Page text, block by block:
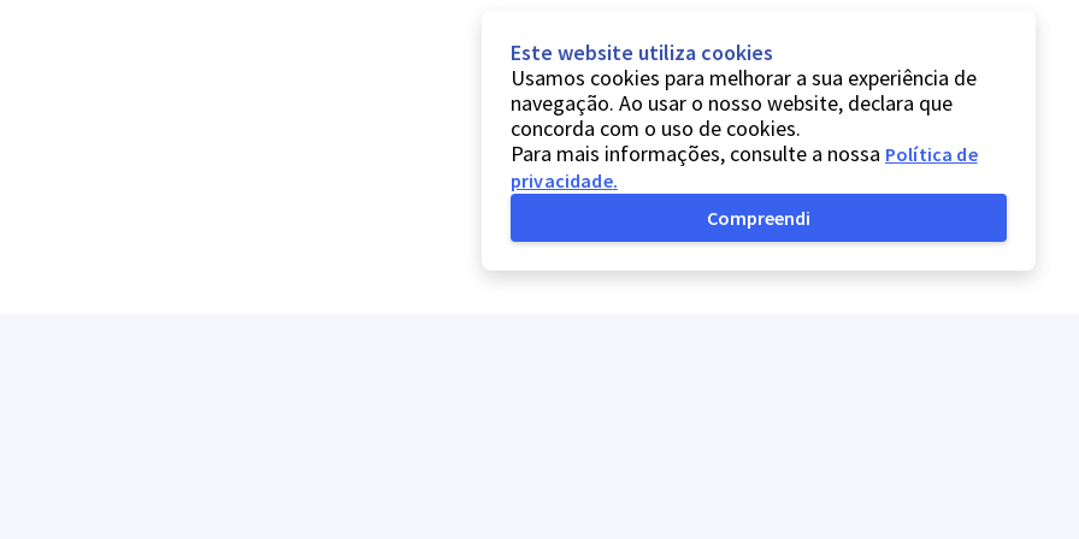
Este website utiliza cookies
Usamos cookies para melhorar a sua experiência de
navegação. Ao usar o nosso website, declara que
concorda com o uso de cookies.
Para mais informações, consulte a nossa Política de
privacidade.
Compreendi